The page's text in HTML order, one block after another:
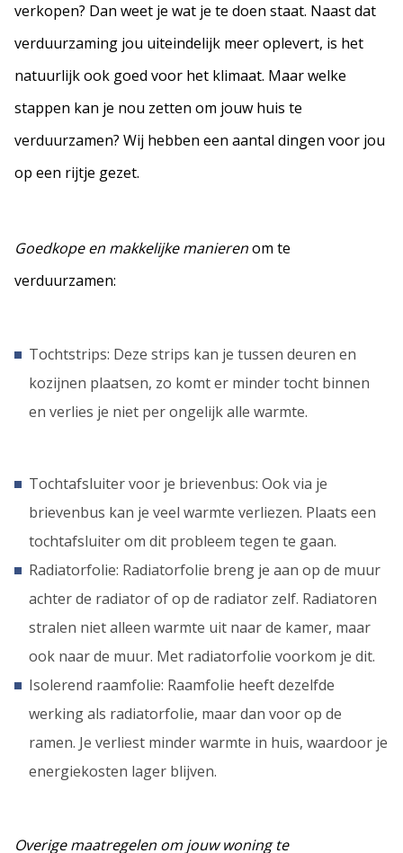
verkopen? Dan weet je wat je te doen staat. Naast dat
verduurzaming jou uiteindelijk meer oplevert, is het
natuurlijk ook goed voor het klimaat. Maar welke
stappen kan je nou zetten om jouw huis te
verduurzamen? Wij hebben een aantal dingen voor jou
op een rijtje gezet.
Goedkope en makkelijke manierenom te
verduurzamen:
Tochtstrips: Deze strips kan je tussen deuren en
kozijnen plaatsen, zo komt er minder tocht binnen
en verlies je niet per ongelijk alle warmte.
Tochtafsluiter voor je brievenbus: Ook via je
brievenbus kan je veel warmte verliezen. Plaats een
tochtafsluiter om dit probleem tegen te gaan.
Radiatorfolie: Radiatorfolie breng je aan op de muur
achter de radiator of op de radiator zelf. Radiatoren
stralen niet alleen warmte uit naar de kamer, maar
ook naar de muur. Met radiatorfolie voorkom je dit.
Isolerend raamfolie: Raamfolie heeft dezelfde
werking als radiatorfolie, maar dan voor op de
ramen. Je verliest minder warmte in huis, waardoor je
energiekosten lager blijven.
Overige maatregelen om jouw woning te